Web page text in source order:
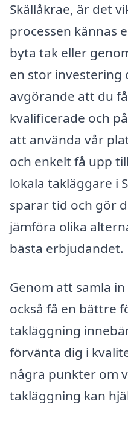
Skällåkrae, är det
processen kännas
byta tak eller
en stor investering
avgörande att du
kvalificerade och
att använda vår
och enkelt få upp
lokala takläggare i
sparar tid och gör
jämföra olika
bästa erbjudandet.
Genom att samla
också få en bättre
takläggning
förvänta dig i
några punkter om
takläggning kan